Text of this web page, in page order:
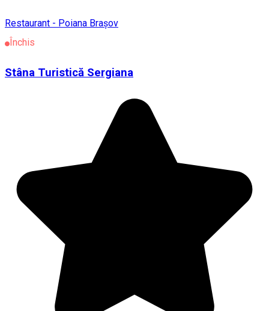
Restaurant - Poiana Brașov
Închis
Stâna Turistică Sergiana